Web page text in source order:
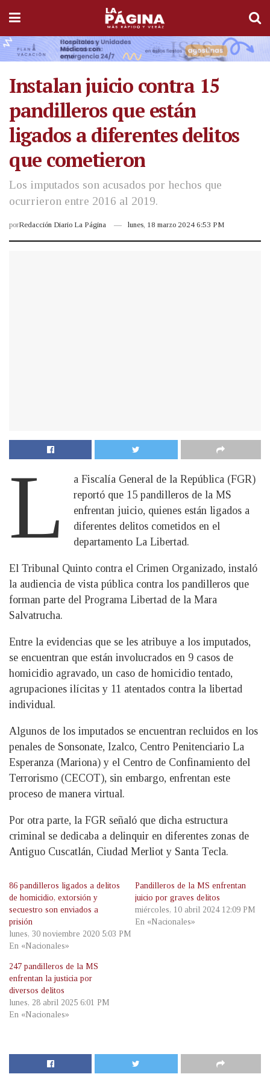
Instalan juicio contra 15
pandilleros que están
ligados a diferentes delitos
que cometieron
Los imputados son acusados por hechos que
ocurrieron entre 2016 al 2019.
porRedacción Diario La Página lunes, 18 marzo 2024 6:53 PM
L
a Fiscalía General de la República (FGR)
reportó que 15 pandilleros de la MS
enfrentan juicio, quienes están ligados a
diferentes delitos cometidos en el
departamento La Libertad.
El Tribunal Quinto contra el Crimen Organizado, instaló
la audiencia de vista pública contra los pandilleros que
forman parte del Programa Libertad de la Mara
Salvatrucha.
Entre la evidencias que se les atribuye a los imputados,
se encuentran que están involucrados en 9 casos de
homicidio agravado, un caso de homicidio tentado,
agrupaciones ilícitas y 11 atentados contra la libertad
individual.
Algunos de los imputados se encuentran recluidos en los
penales de Sonsonate, Izalco, Centro Penitenciario La
Esperanza (Mariona) y el Centro de Confinamiento del
Terrorismo (CECOT), sin embargo, enfrentan este
proceso de manera virtual.
Por otra parte, la FGR señaló que dicha estructura
criminal se dedicaba a delinquir en diferentes zonas de
Antiguo Cuscatlán, Ciudad Merliot y Santa Tecla.
86 pandilleros ligados a delitos
de homicidio, extorsión y
secuestro son enviados a
prisión
lunes, 30 noviembre 2020 5:03 PM
En «Nacionales»
Pandilleros de la MS enfrentan
juicio por graves delitos
miércoles, 10 abril 2024 12:09 PM
En «Nacionales»
247 pandilleros de la MS
enfrentan la justicia por
diversos delitos
lunes, 28 abril 2025 6:01 PM
En «Nacionales»